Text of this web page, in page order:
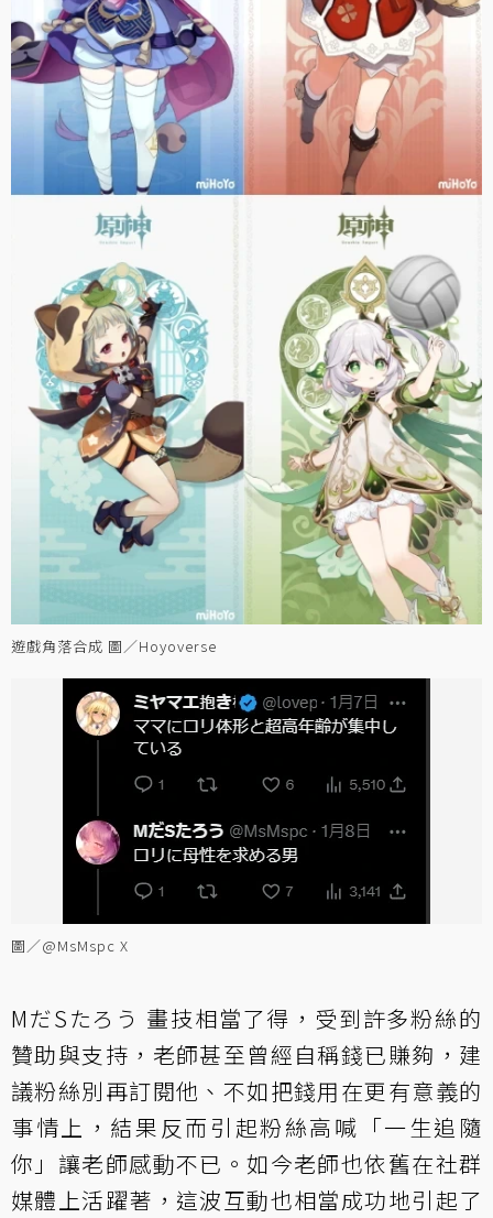
遊戲角落合成 圖／Hoyoverse
圖／@MsMspc X
MだSたろう 畫技相當了得，受到許多粉絲的
贊助與支持，老師甚至曾經自稱錢已賺夠，建
議粉絲別再訂閱他、不如把錢用在更有意義的
事情上，結果反而引起粉絲高喊「一生追隨
你」讓老師感動不已。如今老師也依舊在社群
媒體上活躍著，這波互動也相當成功地引起了